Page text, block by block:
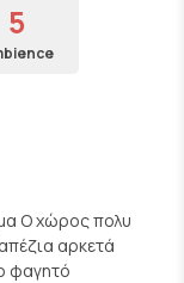
5
Ο χώρος πολυ
αρκετά
φαγητό